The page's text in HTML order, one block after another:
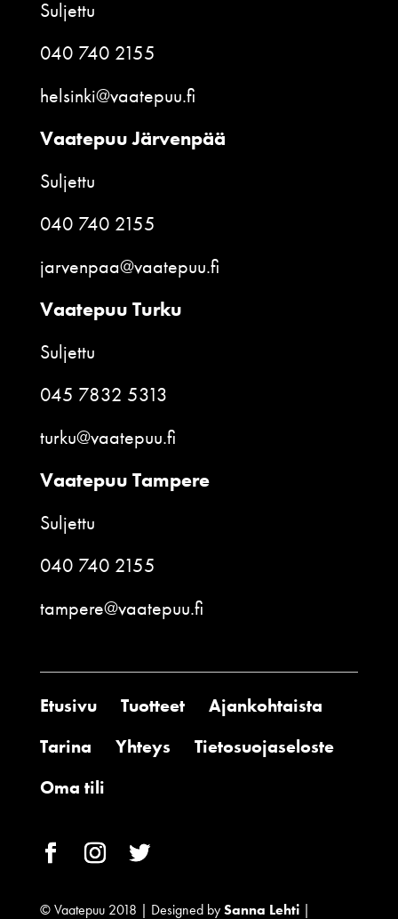
Suljettu
040 740 2155
helsinki@vaatepuu.fi
Vaatepuu Järvenpää
Suljettu
040 740 2155
jarvenpaa@vaatepuu.fi
Vaatepuu Turku
Suljettu
045 7832 5313
turku@vaatepuu.fi
Vaatepuu Tampere
Suljettu
040 740 2155
tampere@vaatepuu.fi
Etusivu Tuotteet
Ajankohtaista
Tarina
Yhteys
Tietosuojaseloste
Oma tili
© Vaatepuu 2018 | Designed bySanna Lehti|